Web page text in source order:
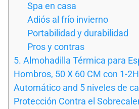
Spa en casa
Adiós al frío invierno
Portabilidad y durabilidad
Pros y contras
5. Almohadilla Térmica para
Hombros, 50 X 60 CM con 1-
Automático and 5 niveles de
Protección Contra el